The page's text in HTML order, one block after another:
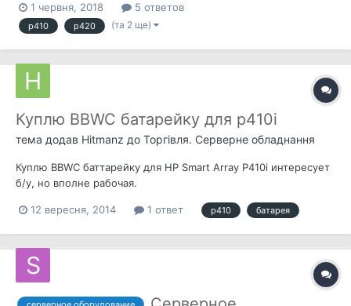
1 червня, 2018 5 ответов
p410 p420 (та 2 ще)
Куплю BBWC батарейку для p410i
тема додав Hitmanz до Торгівля. Серверне обладнання
Куплю BBWC баттарейку для HP Smart Array P410i интересует
б/у, но вполне рабочая.
12 вересня, 2014 1 ответ p410 батарея